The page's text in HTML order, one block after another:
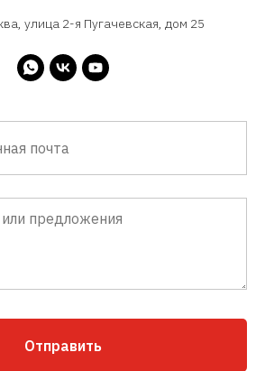
улица 2-я Пугачевская, дом 25
Отправить